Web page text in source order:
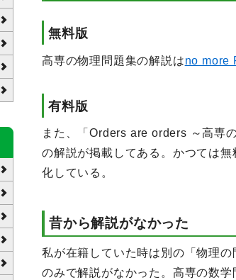
無料版
高専の物理問題集の解説はno more
有料版
また、「Orders are orders ～高専
の解説が掲載してある。かつては
化している。
昔から解説がなかった
私が在籍していた時は別の「物理
のみで解説がなかった。高専の数